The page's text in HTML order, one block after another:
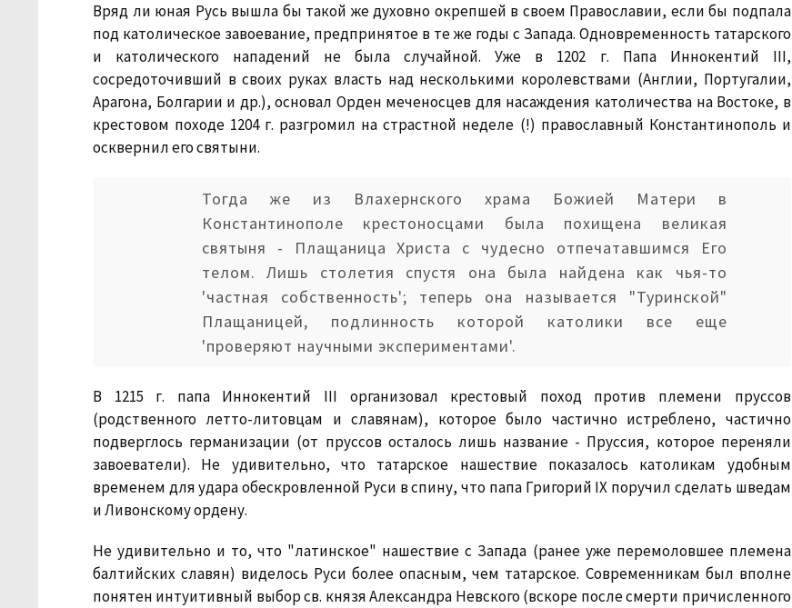
Вряд ли юная Русь вышла бы такой же духовно окрепшей в своем Православии, если бы подпала
под католическое завоевание, предпринятое в те же годы с Запада. Одновременность татарского
и католического нападений не была случайной. Уже в 1202 г. Папа Иннокентий III,
сосредоточивший в своих руках власть над несколькими королевствами (Англии, Португалии,
Арагона, Болгарии и др.), основал Орден меченосцев для насаждения католичества на Востоке, в
крестовом походе 1204 г. разгромил на страстной неделе (!) православный Константинополь и
осквернил его святыни.
Тогда же из Влахернского храма Божией Матери в
Константинополе крестоносцами была похищена великая
святыня - Плащаница Христа с чудесно отпечатавшимся Его
телом. Лишь столетия спустя она была найдена как чья-то
'частная собственность'; теперь она называется "Туринской"
Плащаницей, подлинность которой католики все еще
'проверяют научными экспериментами'.
В 1215 г. папа Иннокентий III организовал крестовый поход против племени пруссов
(родственного летто-литовцам и славянам), которое было частично истреблено, частично
подверглось германизации (от пруссов осталось лишь название - Пруссия, которое переняли
завоеватели). Не удивительно, что татарское нашествие показалось католикам удобным
временем для удара обескровленной Руси в спину, что папа Григорий IX поручил сделать шведам
и Ливонскому ордену.
Не удивительно и то, что "латинское" нашествие с Запада (ранее уже перемоловшее племена
балтийских славян) виделось Руси более опасным, чем татарское. Современникам был вполне
понятен интуитивный выбор св. князя Александра Невского (вскоре после смерти причисленного